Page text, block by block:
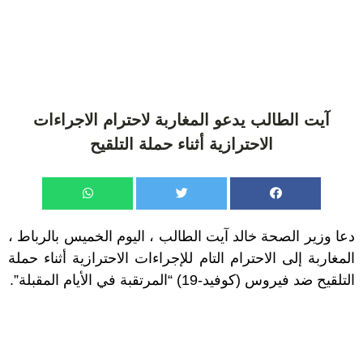
آيت الطالب يدعو المغاربة لاحترام الاجراءات
الاحترازية أثناء حملة التلقيح
دعا وزير الصحة خالد آيت الطالب ، اليوم الخميس بالرباط ،
المغاربة إلى الاحترام التام للإجراءات الاحترازية أثناء حملة
التلقيح ضد فيروس (كوفيد-19) “المرتقبة في الأيام المقبلة”.